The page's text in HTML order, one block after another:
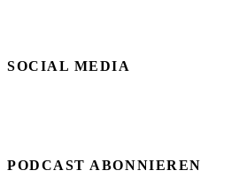
SOCIAL MEDIA
PODCAST ABONNIEREN